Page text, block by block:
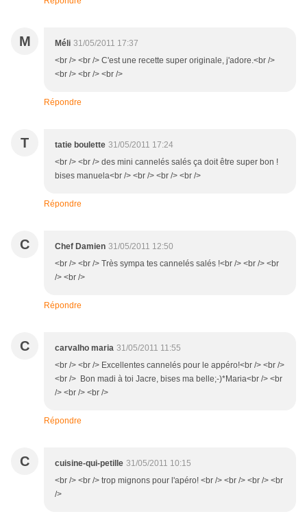
M Méli 31/05/2011 17:37
<br /> <br /> C'est une recette super originale, j'adore.<br />
<br /> <br /> <br />
Répondre
T tatie boulette 31/05/2011 17:24
<br /> <br /> des mini cannelés salés ça doit être super bon !
bises manuela<br /> <br /> <br /> <br />
Répondre
C Chef Damien 31/05/2011 12:50
<br /> <br /> Très sympa tes cannelés salés !<br /> <br /> <br
/> <br />
Répondre
C carvalho maria 31/05/2011 11:55
<br /> <br /> Excellentes cannelés pour le appéro!<br /> <br />
<br /> Bon madi à toi Jacre, bises ma belle;-)*Maria<br /> <br
/> <br /> <br />
Répondre
C cuisine-qui-petille 31/05/2011 10:15
<br /> <br /> trop mignons pour l'apéro! <br /> <br /> <br /> <br
/>